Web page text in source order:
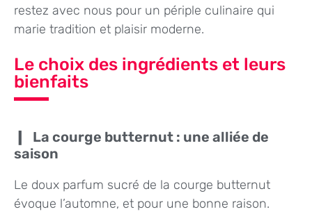
restez avec nous pour un périple culinaire qui
marie tradition et plaisir moderne.
Le choix des ingrédients et leurs
bienfaits
La courge butternut : une alliée de
saison
Le doux parfum sucré de la courge butternut
évoque l’automne, et pour une bonne raison.